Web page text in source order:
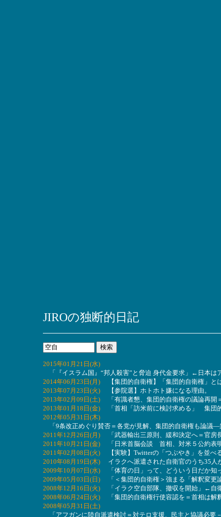
JIROの独断的日記
2015年01月21日(水)
「『イスラム国』“邦人殺害”と脅迫 身代金要求」←日本は
2014年06月23日(月) 【集団的自衛権】「集団的自衛権」と
2013年07月23日(火) 【参院選】ホトホト嫌になる理由。
2013年02月09日(土) 「有識者懇、集団的自衛権の議論再開
2013年01月18日(金) 「首相「訪米前に検討求める」 集団
2012年05月31日(木)
「9条改正めぐり賛否＝各党が見解、集団的自衛権も論議
2011年12月26日(月) 「武器輸出三原則、緩和決定へ＝官房
2011年10月21日(金) 「日米首脳会談 首相、対米５公約表
2011年02月08日(火) 【実験】Twitterの「つぶやき」を並べ
2010年08月19日(木) イラクへ派遣された自衛官のうち35人
2009年10月07日(水) 「体育の日」って、どういう日だか知
2009年05月03日(日) 「＜集団的自衛権＞強まる「解釈変更
2008年12月16日(火) 「イラク空自部隊、撤収を開始」←自
2008年06月24日(火) 「集団的自衛権行使容認を＝首相は解
2008年05月31日(土)
「アフガンに陸自派遣検討＝対テロ支援、民主と協議必